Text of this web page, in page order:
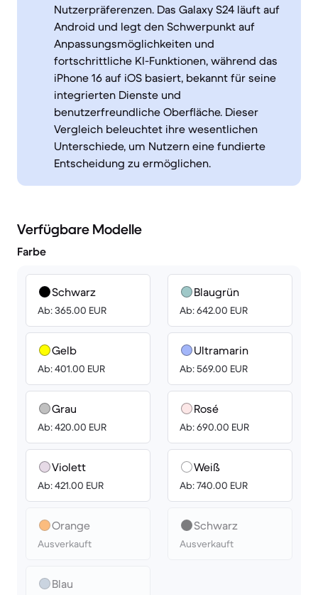
Nutzerpräferenzen. Das Galaxy S24 läuft auf
Android und legt den Schwerpunkt auf
Anpassungsmöglichkeiten und
fortschrittliche KI-Funktionen, während das
iPhone 16 auf iOS basiert, bekannt für seine
integrierten Dienste und
benutzerfreundliche Oberfläche. Dieser
Vergleich beleuchtet ihre wesentlichen
Unterschiede, um Nutzern eine fundierte
Entscheidung zu ermöglichen.
Verfügbare Modelle
Farbe
Schwarz
Ab: 365.00 EUR
Gelb
Ab: 401.00 EUR
Grau
Ab: 420.00 EUR
Violett
Ab: 421.00 EUR
Orange
Ausverkauft
Blau
Blaugrün
Ab: 642.00 EUR
Ultramarin
Ab: 569.00 EUR
Rosé
Ab: 690.00 EUR
Weiß
Ab: 740.00 EUR
Schwarz
Ausverkauft